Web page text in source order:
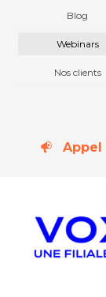
Blog
Webinars
Nos clients
Appel